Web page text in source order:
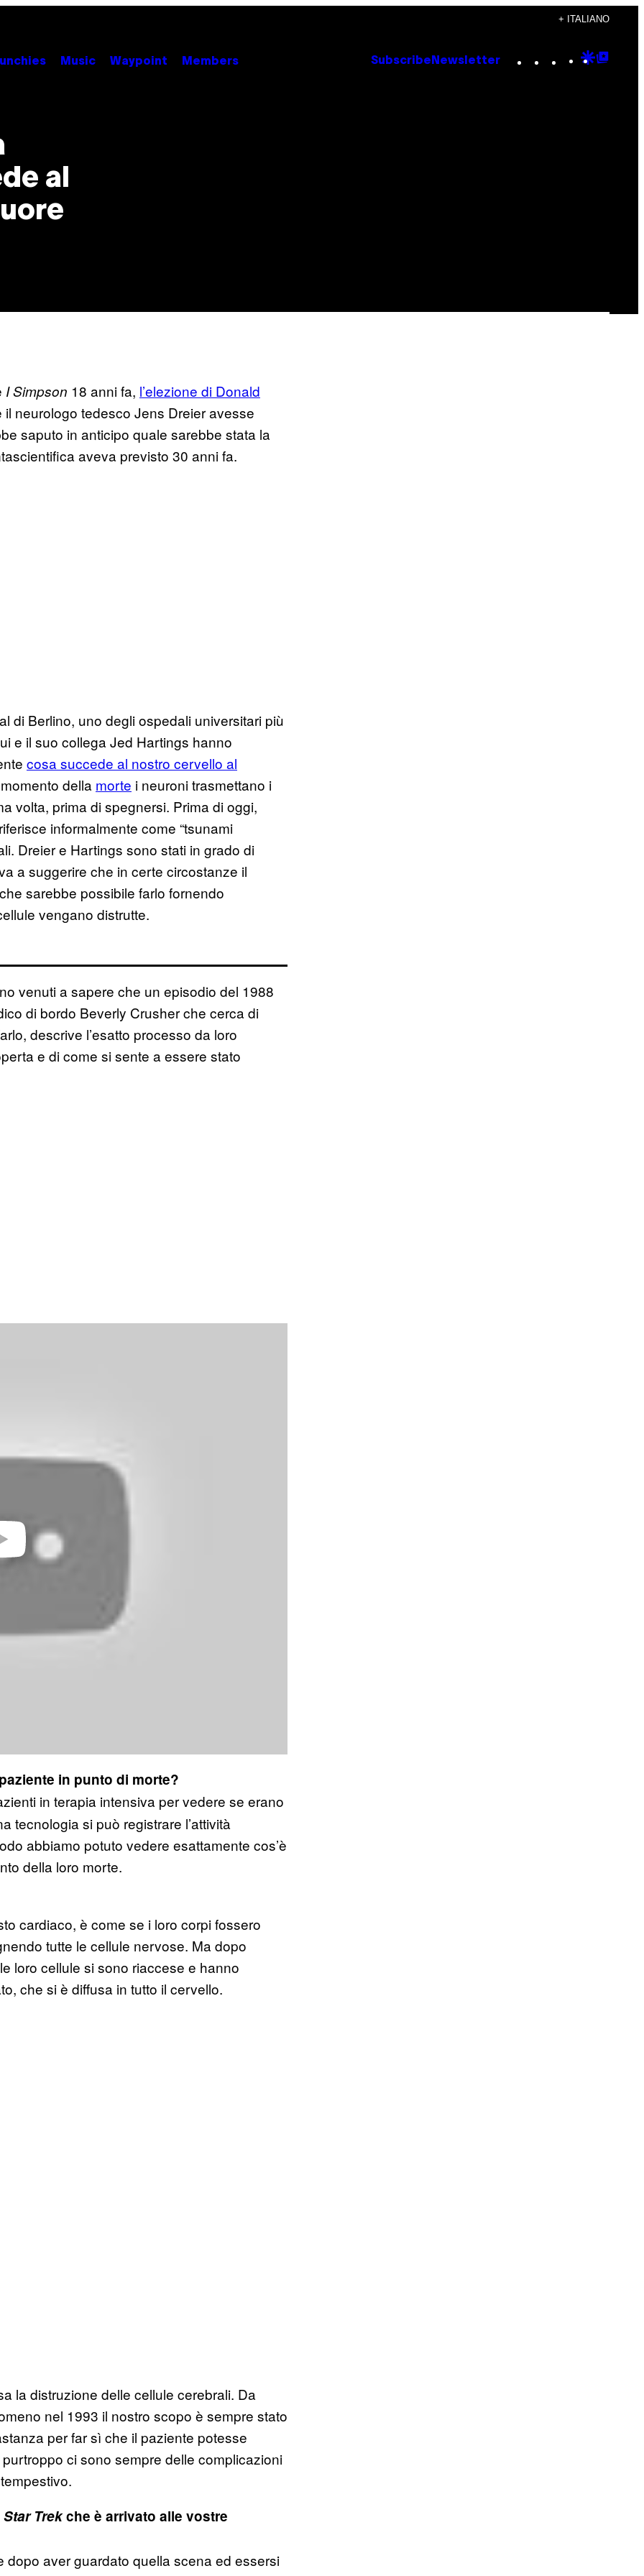
+ ITALIANO
Music Waypoint Members Subscribe Newsletter Instagram
TikTok
YouTube
Google
al
I Simpson 18 anni fa, l’elezione di Donald
il neurologo tedesco Jens Dreier avesse
saputo in anticipo quale sarebbe stata la
aveva previsto 30 anni fa.
di Berlino, uno degli ospedali universitari più
e il suo collega Jed Hartings hanno
cosa succede al nostro cervello al
della morte i neuroni trasmettano i
volta, prima di spegnersi. Prima di oggi,
informalmente come “tsunami
Dreier e Hartings sono stati in grado di
a suggerire che in certe circostanze il
sarebbe possibile farlo fornendo
vengano distrutte.
venuti a sapere che un episodio del 1988
di bordo Beverly Crusher che cerca di
descrive l’esatto processo da loro
e di come si sente a essere stato
in punto di morte?
in terapia intensiva per vedere se erano
tecnologia si può registrare l’attività
abbiamo potuto vedere esattamente cos’è
della loro morte.
cardiaco, è come se i loro corpi fossero
tutte le cellule nervose. Ma dopo
loro cellule si sono riaccese e hanno
che si è diffusa in tutto il cervello.
la distruzione delle cellule cerebrali. Da
nel 1993 il nostro scopo è sempre stato
per far sì che il paziente potesse
ci sono sempre delle complicazioni
Star Trekche è arrivato alle vostre
dopo aver guardato quella scena ed essersi